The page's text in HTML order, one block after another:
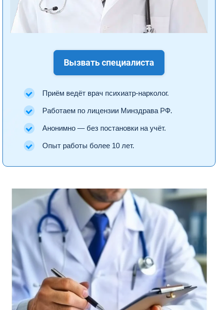
Вызвать специалиста
Приём ведёт врач психиатр-нарколог.
Работаем по лицензии Минздрава РФ.
Анонимно — без постановки на учёт.
Опыт работы более 10 лет.